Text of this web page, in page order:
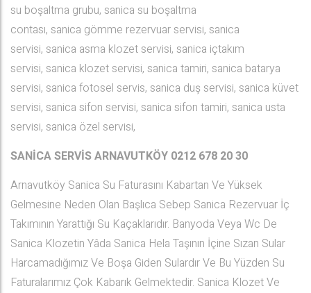
su boşaltma grubu, sanica su boşaltma
contası, sanica gömme rezervuar servisi, sanica
servisi, sanica asma klozet servisi, sanica içtakım
servisi, sanica klozet servisi, sanica tamiri, sanica batarya
servisi, sanica fotosel servis, sanica duş servisi, sanica küvet
servisi, sanica sifon servisi, sanica sifon tamiri, sanica usta
servisi, sanica özel servisi,
SANİCA SERVİS ARNAVUTKÖY 0212 678 20 30
Arnavutköy Sanica Su Faturasını Kabartan Ve Yüksek
Gelmesine Neden Olan Başlıca Sebep Sanica Rezervuar İç
Takımının Yarattığı Su Kaçaklarıdır. Banyoda Veya Wc De
Sanica Klozetin Yâda Sanica Hela Taşının İçine Sızan Sular
Harcamadığımız Ve Boşa Giden Sulardır Ve Bu Yüzden Su
Faturalarımız Çok Kabarık Gelmektedir. Sanica Klozet Ve